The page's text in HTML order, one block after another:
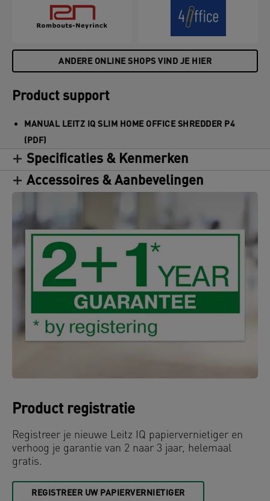
ANDERE ONLINE SHOPS VIND JE HIER
Product support
MANUAL LEITZ IQ SLIM HOME OFFICE SHREDDER P4
(PDF)
Specificaties & Kenmerken
Accessoires & Aanbevelingen
Product registratie
Registreer je nieuwe Leitz IQ papiervernietiger en
verhoog je garantie van 2 naar 3 jaar, helemaal
gratis.
REGISTREER UW PAPIERVERNIETIGER